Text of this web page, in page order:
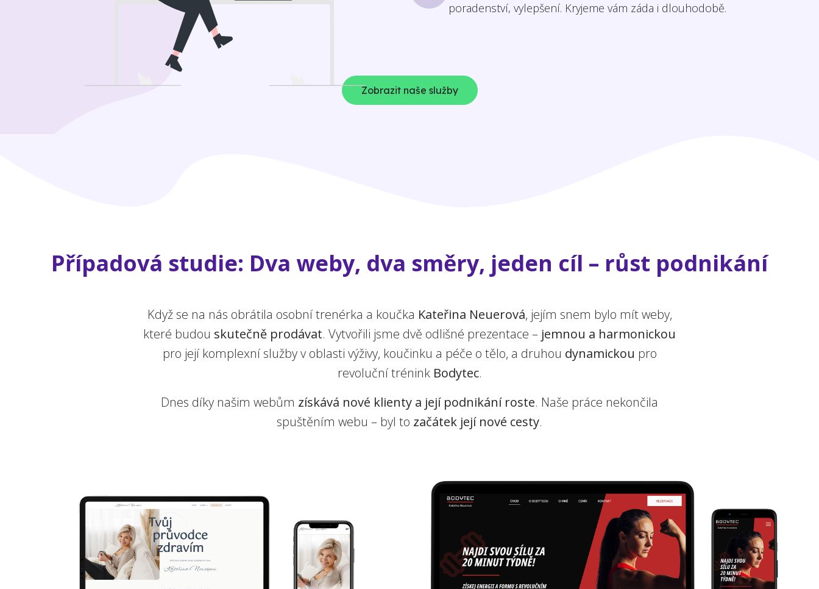
poradenství, vylepšení. Kryjeme vám záda i dlouhodobě.
Zobrazit naše služby
Případová studie: Dva weby, dva směry, jeden cíl – růst podnikání
Když se na nás obrátila osobní trenérka a koučka Kateřina Neuerová, jejím snem bylo mít weby,
které budou skutečně prodávat. Vytvořili jsme dvě odlišné prezentace – jemnou a harmonickou
pro její komplexní služby v oblasti výživy, koučinku a péče o tělo, a druhou dynamickou pro
revoluční trénink Bodytec.
Dnes díky našim webům získává nové klienty a její podnikání roste. Naše práce nekončila
spuštěním webu – byl to začátek její nové cesty.